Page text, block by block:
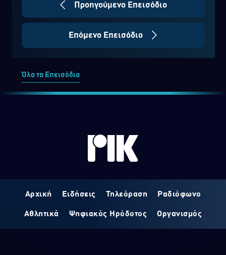
Προηγούμενο Επεισόδιο
Επόμενο Επεισόδιο
Όλα τα Επεισόδια
Αρχική Ειδήσεις Τηλεόραση Ραδιόφωνο
Αθλητικά Ψηφιακός Ηρόδοτος Οργανισμός